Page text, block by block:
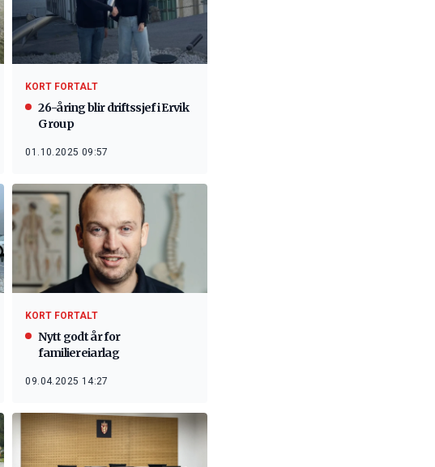
KORT FORTALT
26-åring blir driftssjef i Ervik
Group
01.10.2025 09:57
KORT FORTALT
Nytt godt år for
familiereiarlag
09.04.2025 14:27